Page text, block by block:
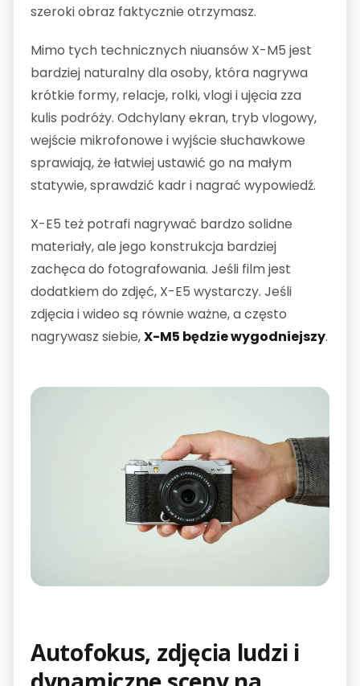
szeroki obraz faktycznie otrzymasz.
Mimo tych technicznych niuansów X-M5 jest
bardziej naturalny dla osoby, która nagrywa
krótkie formy, relacje, rolki, vlogi i ujęcia zza
kulis podróży. Odchylany ekran, tryb vlogowy,
wejście mikrofonowe i wyjście słuchawkowe
sprawiają, że łatwiej ustawić go na małym
statywie, sprawdzić kadr i nagrać wypowiedź.
X-E5 też potrafi nagrywać bardzo solidne
materiały, ale jego konstrukcja bardziej
zachęca do fotografowania. Jeśli film jest
dodatkiem do zdjęć, X-E5 wystarczy. Jeśli
zdjęcia i wideo są równie ważne, a często
nagrywasz siebie,X-M5 będzie wygodniejszy.
Autofokus, zdjęcia ludzi i